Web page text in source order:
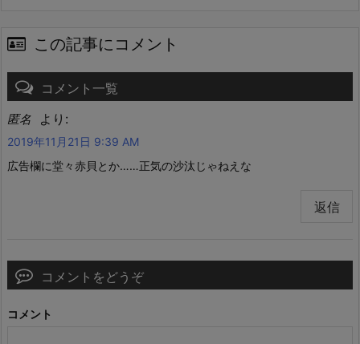
この記事にコメント
コメント一覧
匿名 より:
2019年11月21日 9:39 AM
広告欄に堂々赤貝とか……正気の沙汰じゃねえな
返信
コメントをどうぞ
コメント